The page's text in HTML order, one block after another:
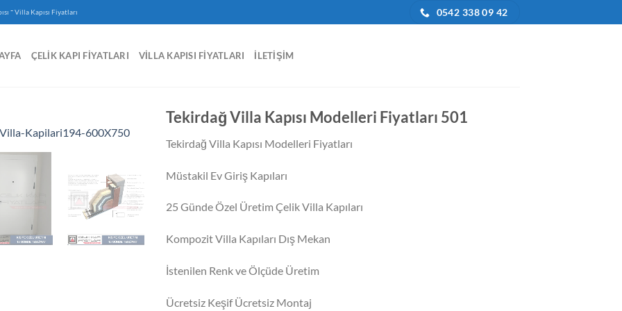
-Villa Kapısı Fiyatları 0542 338 09 42
ÇELIK KAPI FIYATLARI VILLA KAPISI FIYATLARI İLETIŞIM
Tekirdağ Villa Kapısı Modelleri Fiyatları 501
Tekirdağ Villa Kapısı Modelleri Fiyatları
Müstakil Ev Giriş Kapıları
25 Günde Özel Üretim Çelik Villa Kapıları
Kompozit Villa Kapıları Dış Mekan
İstenilen Renk ve Ölçüde Üretim
Ücretsiz Keşif Ücretsiz Montaj